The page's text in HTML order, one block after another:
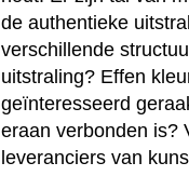
de authentieke
verschillende
uitstraling? Effen
geïnteresseerd
eraan verbonden is?
leveranciers van